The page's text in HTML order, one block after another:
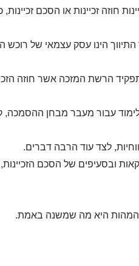
זכיינות או הסכם זכיינות,
הינו עסק עצמאי של רוכש
הרשת המזכה אשר חוזה
עבור מעבר מבחן ההסמכה,
לצד עוד הרבה דברים.
ובסעיפים של הסכם הזכיינות,
המהות היא מה שמשנה באמת.